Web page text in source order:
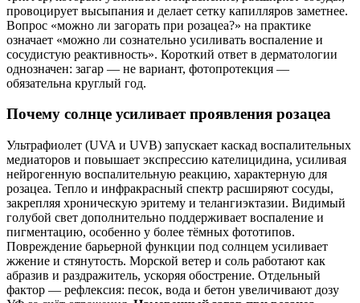
провоцирует высыпания и делает сетку капилляров заметнее.
Вопрос «можно ли загорать при розацеа?» на практике
означает «можно ли сознательно усиливать воспаление и
сосудистую реактивность». Короткий ответ в дерматологии
однозначен: загар — не вариант, фотопротекция —
обязательна круглый год.
Почему солнце усиливает проявления розацеа
Ультрафиолет (UVA и UVB) запускает каскад воспалительных
медиаторов и повышает экспрессию кателицидина, усиливая
нейрогенную воспалительную реакцию, характерную для
розацеа. Тепло и инфракрасный спектр расширяют сосуды,
закрепляя хроническую эритему и телангиэктазии. Видимый
голубой свет дополнительно поддерживает воспаление и
пигментацию, особенно у более тёмных фототипов.
Повреждение барьерной функции под солнцем усиливает
жжение и стянутость. Морской ветер и соль работают как
абразив и раздражитель, ускоряя обострение. Отдельный
фактор — рефлексия: песок, вода и бетон увеличивают дозу